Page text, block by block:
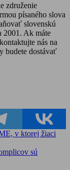
združenie
písaného slova
slovenskú
2001. Ak máte
nás na
budete dostávať
v ktorej žiaci
sú